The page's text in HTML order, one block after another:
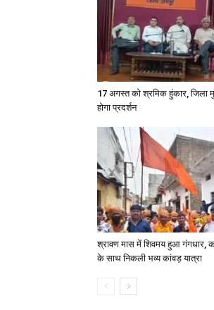
17 अगस्त को श्रमिक हुंकार, जिला
होगा प्रदर्शन
श्रावण मास में शिवमय हुआ गंगधार,
के साथ निकली भव्य कांवड़ यात्रा